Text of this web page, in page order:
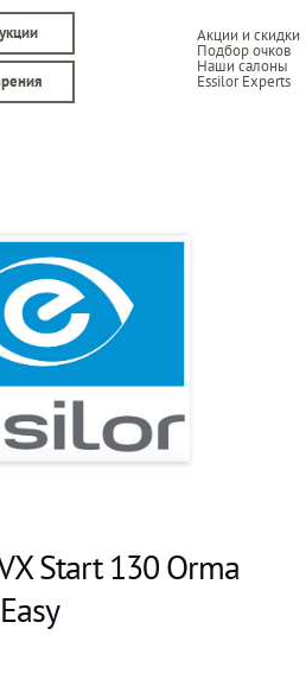
Акции и скидки
Подбор очков
Наши салоны
Essilor Experts
Start 130 Orma